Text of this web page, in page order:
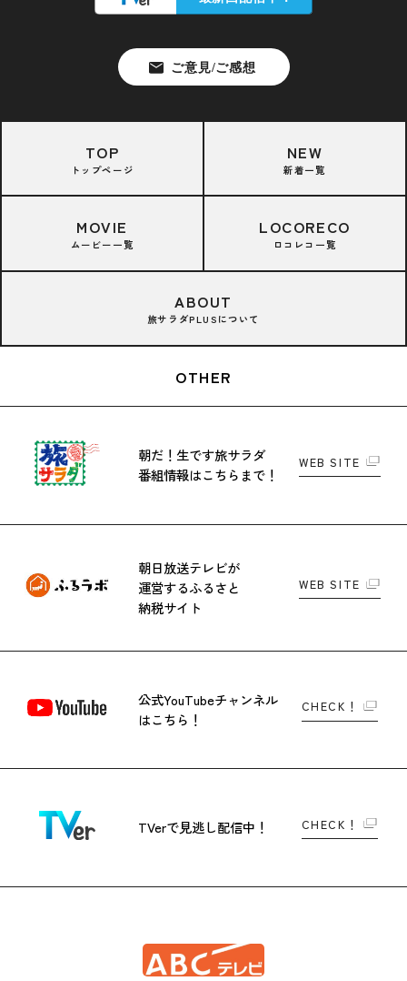
TOP
トップページ
NEW
新着一覧
MOVIE
ムービー一覧
LOCORECO
ロコレコ一覧
ABOUT
旅サラダPLUSについて
OTHER
朝だ！生です旅サラダ
番組情報はこちらまで！
WEB SITE
朝日放送テレビが
運営するふるさと
納税サイト
WEB SITE
公式YouTubeチャンネル
はこちら！
CHECK！
TVerで見逃し配信中！ CHECK！